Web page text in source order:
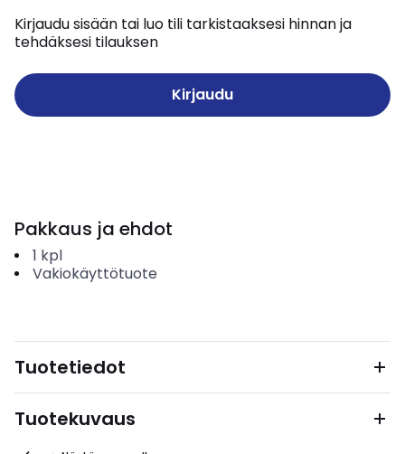
Kirjaudu sisään tai luo tili tarkistaaksesi hinnan ja
tehdäksesi tilauksen
Kirjaudu
Pakkaus ja ehdot
1 kpl
Vakiokäyttötuote
Tuotetiedot
Tuotekuvaus